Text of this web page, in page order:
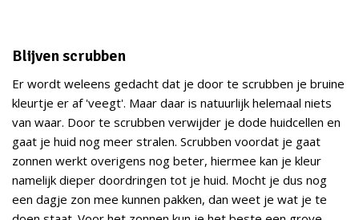
Blijven scrubben
Er wordt weleens gedacht dat je door te scrubben je bruine
kleurtje er af 'veegt'. Maar daar is natuurlijk helemaal niets
van waar. Door te scrubben verwijder je dode huidcellen en
gaat je huid nog meer stralen. Scrubben voordat je gaat
zonnen werkt overigens nog beter, hiermee kan je kleur
namelijk dieper doordringen tot je huid. Mocht je dus nog
een dagje zon mee kunnen pakken, dan weet je wat je te